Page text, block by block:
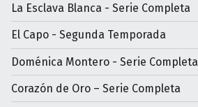
La Esclava Blanca - Serie Completa
El Capo - Segunda Temporada
Doménica Montero - Serie Completa
Corazón de Oro – Serie Completa